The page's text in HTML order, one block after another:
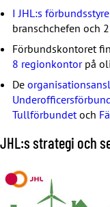
I JHL:s
branschchefen och
Förbundskontoret
8 regionkontorpå
De
Tullförbundet och
JHL:s strategi och